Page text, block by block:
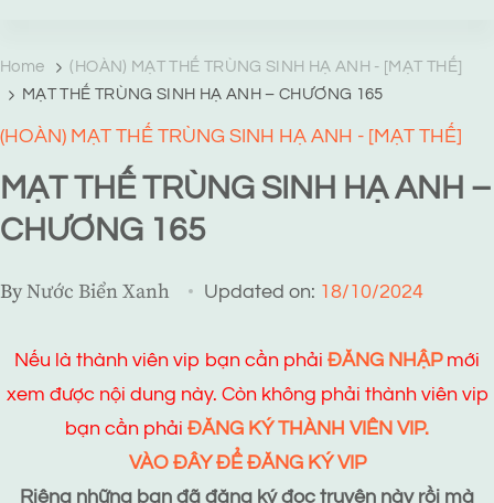
Home
(HOÀN) MẠT THẾ TRÙNG SINH HẠ ANH - [MẠT THẾ]
MẠT THẾ TRÙNG SINH HẠ ANH – CHƯƠNG 165
(HOÀN) MẠT THẾ TRÙNG SINH HẠ ANH - [MẠT THẾ]
MẠT THẾ TRÙNG SINH HẠ ANH –
CHƯƠNG 165
ByNước Biển Xanh Updated on: 18/10/2024
Nếu là thành viên vip bạn cần phải ĐĂNG NHẬPmới
xem được nội dung này. Còn không phải thành viên vip
bạn cần phải ĐĂNG KÝ THÀNH VIÊN VIP.
VÀO ĐÂY ĐỂ ĐĂNG KÝ VIP
Riêng những bạn đã đăng ký đọc truyện này rồi mà